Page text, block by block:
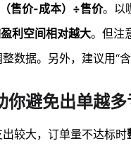
售价-成本）÷售价。以
利空间相对越大。但注
数据。另外，建议用“
你避免出单越
较大，订单量不达标时